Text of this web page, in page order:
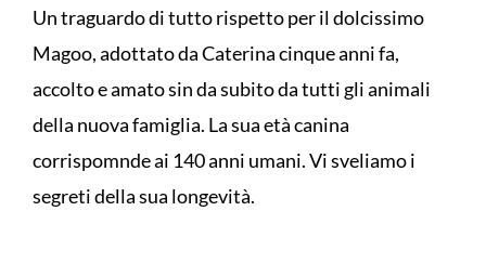
Un traguardo di tutto rispetto per il dolcissimo
Magoo, adottato da Caterina cinque anni fa,
accolto e amato sin da subito da tutti gli animali
della nuova famiglia. La sua età canina
corrispomnde ai 140 anni umani. Vi sveliamo i
segreti della sua longevità.